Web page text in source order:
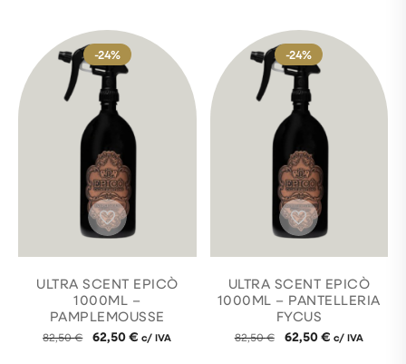
-24%
ULTRA SCENT EPICÒ
1000ML –
PAMPLEMOUSSE
82,50€ 62,50€ c/ IVA
-24%
ULTRA SCENT EPICÒ
1000ML – PANTELLERIA
FYCUS
82,50€ 62,50€ c/ IVA